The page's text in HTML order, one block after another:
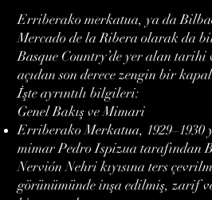
Erriberako merkatua, ya da
Mercado de la Ribera olarak da
Basque Country’de yer alan
açıdan son derece zengin bir
İşte ayrıntılı bilgileri:
Genel Bakış ve Mimari
Erriberako Merkatua, 1929–1930
mimar Pedro Ispizua tarafından
Nervión Nehri kıyısına ters
görünümünde inşa edilmiş, zarif